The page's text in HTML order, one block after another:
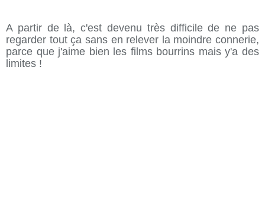
A partir de là, c'est devenu très difficile de ne pas
regarder tout ça sans en relever la moindre connerie,
parce que j'aime bien les films bourrins mais y'a des
limites !